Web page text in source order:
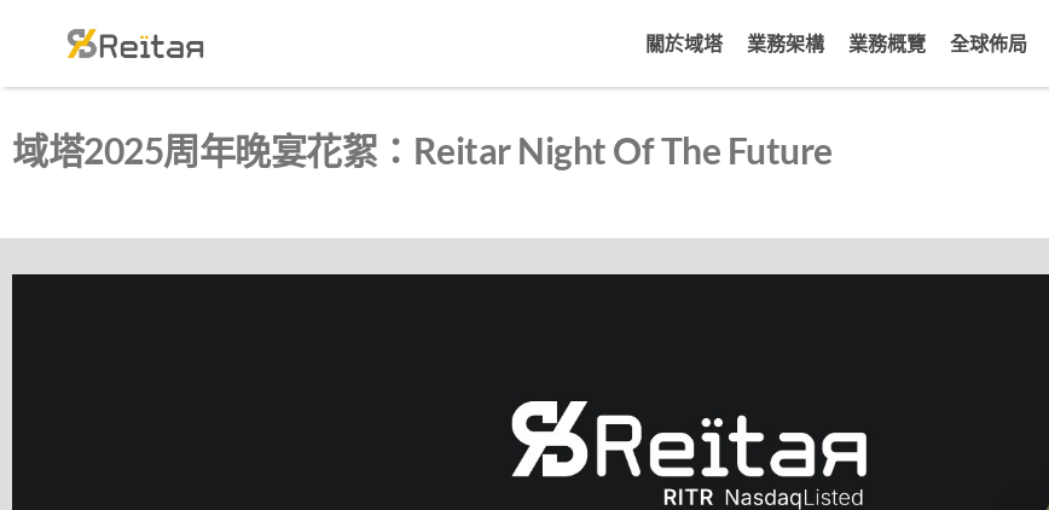
關於域塔 業務架構 業務概覽 全球佈局
域塔2025周年晚宴花絮：Reitar Night Of The Future